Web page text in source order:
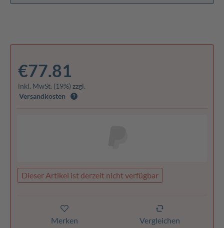
€77.81
inkl. MwSt. (19%) zzgl.
Versandkosten
Dieser Artikel ist derzeit nicht verfügbar
Merken Vergleichen